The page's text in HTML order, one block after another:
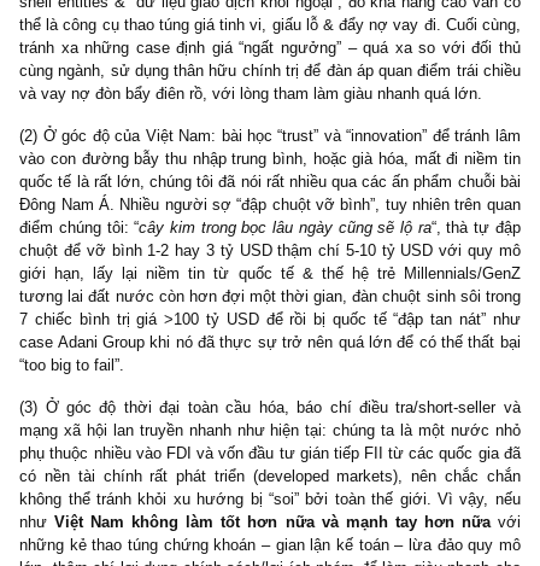
Kết luận: Cú fallout sau “siêu phẩm” của
quá nhiều bài học to lớn cho Việt Nam (*)
@ S.A.F.E: Mặc dù đội ngũ Nathan Anderson/Hindenburg nêu ra
điểm, song chúng tôi đã đọc tương đối vài lần trong nhiều ngày
chúng tôi tin rằng họ cũng chỉ lặp đi lặp lại loanh quanh 3 luận
chính trên. Dù vậy nó vẫn rất thuyết phục & là một bài mẫu
NĐT giá trị chúng ta về nghệ thuật phân tích, soi ra “lá cờ đỏ” của
doanh nghiệp ma mãnh, lừa đảo quy mô lớn.
Sau khi được công bố ngày 25/01/2023
(https://twitter.com/HindenburgRes/status/1618077612680818688
research trên gây rúng động báo chí tài chính khắp thế giới như
Bloomberg, CNBC, Reuters, và toàn bộ các cư dân Ấn Độ.
Cổ phiếu trong nhóm của Adani Group đã bốc hơi -60% vốn
T2/2023), các nhà đầu tư private equity offerings – phát hành
– sợ hãi buộc công ty phải hủy đợt phát hành. Các short-sellers
thoại bên Mỹ cũng follow Hindenburg, bán khống các trái phiếu
yết bằng đồng USD của Adani Group tại Hoa Kỳ và các công
sinh khác liên quan đến chỉ số Nifty Fifty của Ấn Độ, âu bởi vì
7 công ty quy mô khổng lồ hàng trăm tỷ USD của Adani đang